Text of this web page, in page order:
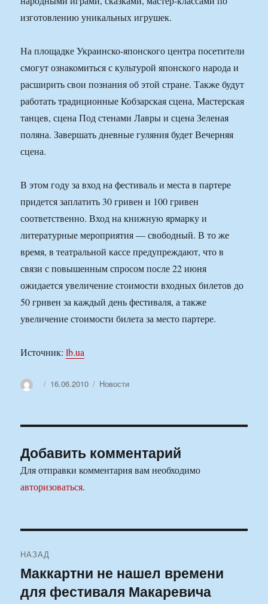
изготовлению уникальных игрушек.
На площадке Украинско-японского центра посетители
смогут ознакомиться с культурой японского народа и
расширить свои познания об этой стране. Также будут
работать традиционные Кобзарская сцена, Мастерская
танцев, сцена Под стенами Лавры и сцена Зеленая
поляна. Завершать дневные гуляния будет Вечерняя
сцена.
В этом году за вход на фестиваль и места в партере
придется заплатить 30 гривен и 100 гривен
соответственно. Вход на книжную ярмарку и
литературные мероприятия — свободный. В то же
время, в театральной кассе предупреждают, что в
связи с повышенным спросом после 22 июня
ожидается увеличение стоимости входных билетов до
50 гривен за каждый день фестиваля, а также
увеличение стоимости билета за место партере.
Источник:lb.ua
АвторОпубликовано
16.06.2010 Рубрики
Новости
Добавить комментарий
Для отправки комментария вам необходимо
авторизоваться.
по
записям
НАЗАД
Предыдущая
запись:
Маккартни не нашел времени
для фестиваля Макаревича